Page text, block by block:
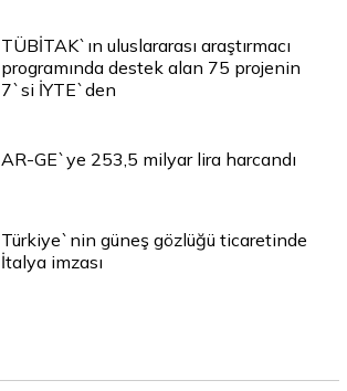
TÜBİTAK`ın uluslararası araştırmacı
programında destek alan 75 projenin
7`si İYTE`den
AR-GE`ye 253,5 milyar lira harcandı
Türkiye`nin güneş gözlüğü ticaretinde
İtalya imzası